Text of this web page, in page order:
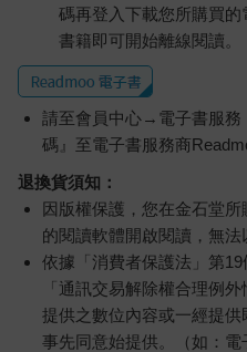
碼再登入下載您所購買
書籍即可開始離線閱讀。
請至會員中心→電子書服務
碼』至電子書服務商
退換貨須知：
因版權保護，您在金石堂
的閱讀軟體開啟閱讀，無法
依據「消費者保護法」第
「通訊交易解除權合理例
提供之數位內容或一經提
事先同意始提供。（如：